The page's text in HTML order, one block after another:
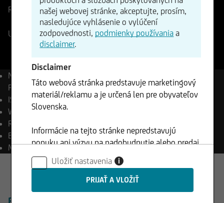
Referenčná cena1385,16999USDZmena
-%-
UniCredit Indikácia v reálnom čase07.08.2026 - 17:09
Názov
Palladium
ISIN
XC0009665529
WKN
966552
Reuters
Bloomberg XPD Curncy
Mena USD
PREHĽAD
našej webovej stránke, akceptujte, prosím,
nasledujúce vyhlásenie o vylúčení
zodpovednosti, podmienky používania a
disclaimer.
Disclaimer
Táto webová stránka predstavuje marketingový
materiál/reklamu a je určená len pre obyvateľov
Slovenska.
Informácie na tejto stránke nepredstavujú
ponuku ani výzvu na nadobudnutie alebo predaj
akýchkoľvek cenných papierov a nesmú byť
klientom použité v žiadnej jurisdikcií, kde je
takéto použitie zakázané.
Uložiť nastavenia i